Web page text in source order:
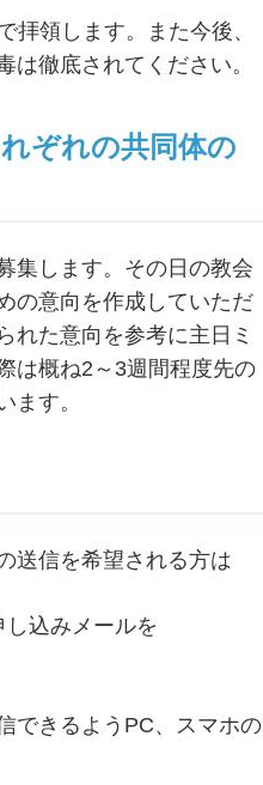
領します。また今後、
徹底されてください。
ぞれの共同体の
集します。その日の教会
の意向を作成していただ
れた意向を参考に主日ミ
は概ね2～3週間程度先の
ます。
送信を希望される方は
込みメールを
できるようPC、スマホの